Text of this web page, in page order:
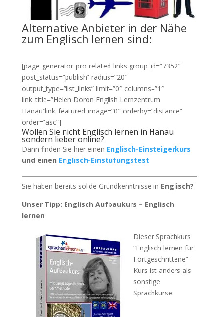
Alternative Anbieter in der Nähe
zum Englisch lernen sind:
[page-generator-pro-related-links group_id=”7352″
post_status=”publish” radius=”20″
output_type=”list_links” limit=”0″ columns=”1″
link_title=”Helen Doron English Lernzentrum
Hanau”link_featured_image=”0″ orderby=”distance”
order=”asc”]
Wollen Sie nicht Englisch lernen in Hanau
sondern lieber online?
Dann finden Sie hier einen Englisch-Einsteigerkurs
und einen Englisch-Einstufungstest
Sie haben bereits solide Grundkenntnisse in Englisch?
Unser Tipp: Englisch Aufbaukurs – Englisch
lernen
Dieser Sprachkurs
“Englisch lernen für
Fortgeschrittene”
Kurs ist anders als
sonstige
Sprachkurse: